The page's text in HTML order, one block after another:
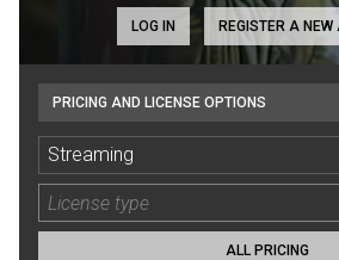
LOG IN REGISTER A
PRICING AND LICENSE OPTIONS
Streaming
ALL PRICING